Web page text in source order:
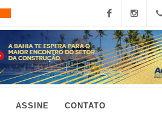
FacebookInstagram
+55
(11)
ASSINE CONTATO